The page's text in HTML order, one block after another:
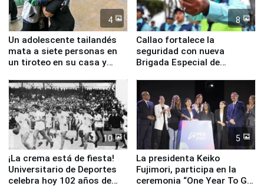
4
Un adolescente tailandés
mata a siete personas en
un tiroteo en su casa y
8
Callao fortalece la
seguridad con nueva
Brigada Especial de
equipamiento para
Serenazgo
10
¡La crema está de fiesta!
Universitario de Deportes
celebra hoy 102 años de
5
La presidenta Keiko
Fujimori, participa en la
ceremonia “One Year To Go